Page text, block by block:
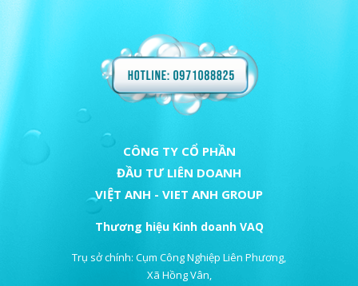
CÔNG TY CỔ PHẦN
ĐẦU TƯ LIÊN DOANH
VIỆT ANH - VIET ANH GROUP
Thương hiệu Kinh doanh VAQ
Trụ sở chính: Cụm Công Nghiệp Liên Phương,
Xã Hồng Vân,